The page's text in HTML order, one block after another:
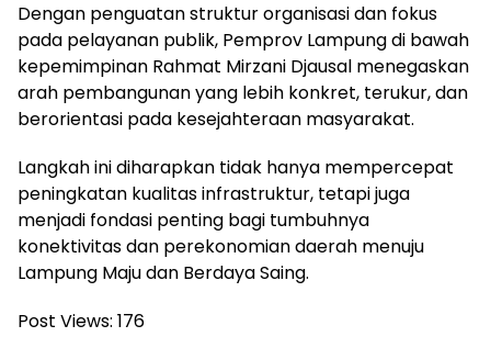
Dengan penguatan struktur organisasi dan fokus
pada pelayanan publik, Pemprov Lampung di bawah
kepemimpinan Rahmat Mirzani Djausal menegaskan
arah pembangunan yang lebih konkret, terukur, dan
berorientasi pada kesejahteraan masyarakat.
Langkah ini diharapkan tidak hanya mempercepat
peningkatan kualitas infrastruktur, tetapi juga
menjadi fondasi penting bagi tumbuhnya
konektivitas dan perekonomian daerah menuju
Lampung Maju dan Berdaya Saing.
Post Views: 176